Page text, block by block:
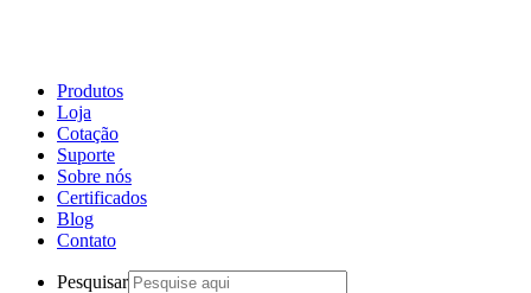
Produtos
Loja
Cotação
Suporte
Sobre nós
Certificados
Blog
Contato
Pesquisar